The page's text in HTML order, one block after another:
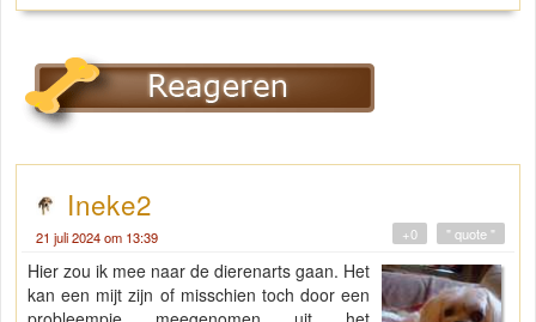
Ineke2
21 juli 2024 om 13:39 " quote "
+0
Hier zou ik mee naar de dierenarts gaan. Het
kan een mijt zijn of misschien toch door een